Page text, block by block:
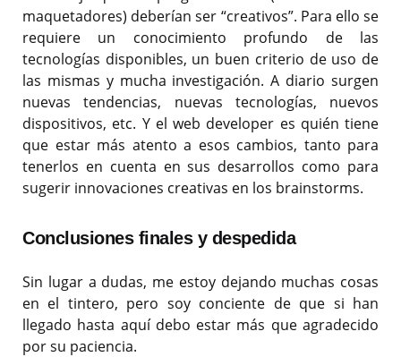
maquetadores) deberían ser “creativos”. Para ello se
requiere un conocimiento profundo de las
tecnologías disponibles, un buen criterio de uso de
las mismas y mucha investigación. A diario surgen
nuevas tendencias, nuevas tecnologías, nuevos
dispositivos, etc. Y el web developer es quién tiene
que estar más atento a esos cambios, tanto para
tenerlos en cuenta en sus desarrollos como para
sugerir innovaciones creativas en los brainstorms.
Conclusiones finales y despedida
Sin lugar a dudas, me estoy dejando muchas cosas
en el tintero, pero soy conciente de que si han
llegado hasta aquí debo estar más que agradecido
por su paciencia.